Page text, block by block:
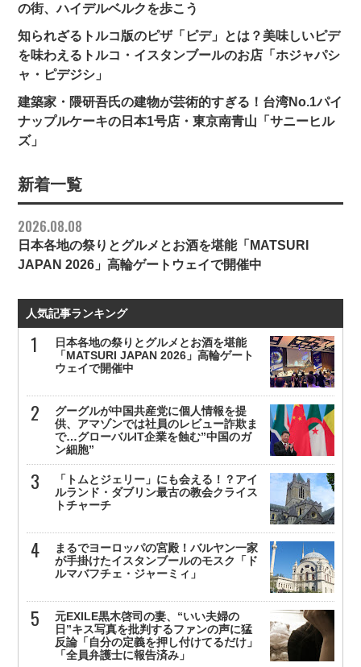
の街、ハイデルベルクを歩こう
知られざるトルコ版のピザ「ピデ」とは？美味しいピデ
を味わえるトルコ・イスタンブールのお店「ホジャパシ
ャ・ピデジシ」
建築家・隈研吾氏の建物が芸術的すぎる！台湾No.1パイ
ナップルケーキの日本1号店・東京南青山「サニーヒル
ズ」
新着一覧
2026.08.08
日本各地の祭りとグルメとお酒を堪能「MATSURI
JAPAN 2026」高輪ゲートウェイで開催中
人気記事ランキング
日本各地の祭りとグルメとお酒を堪能
「MATSURI JAPAN 2026」高輪ゲート
ウェイで開催中
グーグルが中国共産党に個人情報を提
供、アマゾンでは社員のレビュー詐欺ま
で…グローバルIT企業を蝕む”中国のガ
ン細胞”
「トムとジェリー」にも会える！？アイ
ルランド・ダブリン最古の教会クライス
トチャーチ
まるでヨーロッパの宮殿！バルヤン一家
が手掛けたイスタンブールのモスク「ド
ルマバフチェ・ジャーミィ」
元EXILE黒木啓司の妻、“いい夫婦の
日”キス写真を批判するファンの声に猛
反論「自分の定義を押し付けてるだけ」
「全員弁護士に報告済み」